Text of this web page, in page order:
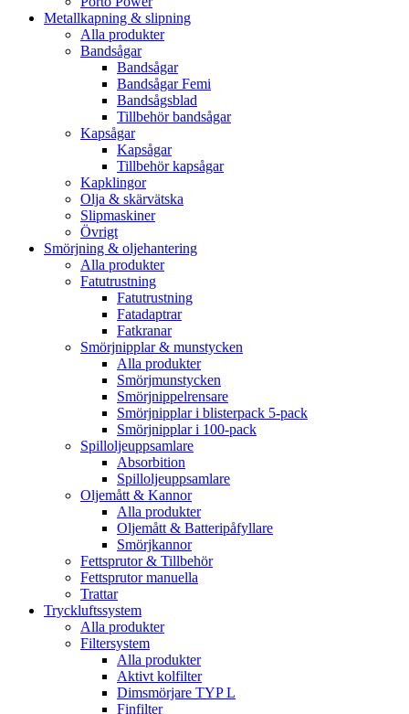
Metallkapning & slipning
Alla produkter
Bandsågar
Bandsågar
Bandsågar Femi
Bandsågsblad
Tillbehör bandsågar
Kapsågar
Kapsågar
Tillbehör kapsågar
Kapklingor
Olja & skärvätska
Slipmaskiner
Övrigt
Smörjning & oljehantering
Alla produkter
Fatutrustning
Fatutrustning
Fatadaptrar
Fatkranar
Smörjnipplar & munstycken
Alla produkter
Smörjmunstycken
Smörjnippelrensare
Smörjnipplar i blisterpack 5-pack
Smörjnipplar i 100-pack
Spilloljeuppsamlare
Absorbition
Spilloljeuppsamlare
Oljemått & Kannor
Alla produkter
Oljemått & Batteripåfyllare
Smörjkannor
Fettsprutor & Tillbehör
Fettsprutor manuella
Trattar
Tryckluftssystem
Alla produkter
Filtersystem
Alla produkter
Aktivt kolfilter
Dimsmörjare TYP L
Finfilter